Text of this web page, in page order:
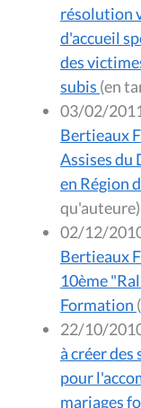
résolution
d'accueil
des
subis
03/02/
Bertieaux
Assises
en Région
qu'auteure)
02/12/
Bertieaux
10ème
Formation
22/10/
à créer
pour
mariages